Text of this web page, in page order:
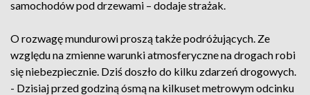
samochodów pod drzewami – dodaje strażak.
O rozwagę mundurowi proszą także podróżujących. Ze
względu na zmienne warunki atmosferyczne na drogach robi
się niebezpiecznie. Dziś doszło do kilku zdarzeń drogowych.
- Dzisiaj przed godziną ósmą na kilkuset metrowym odcinku